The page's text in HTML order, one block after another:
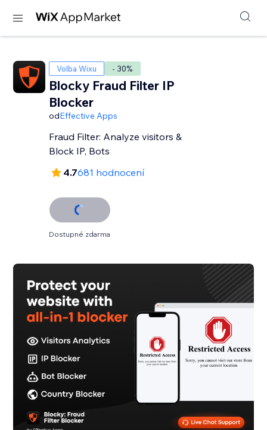
Volba Wixu - 30%
Blocky Fraud Filter IP
Blocker
odEffective Apps
Fraud Filter: Analyze visitors &
Block IP, Bots
4.7681 hodnocení
Dostupné zdarma